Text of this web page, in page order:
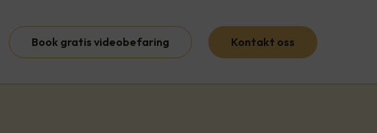
Book gratis videobefaring Kontakt oss